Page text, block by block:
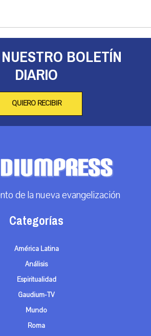
BOLETÍN
DIARIO
QUIERO RECIBIR
de la nueva evangelización
Categorías
América Latina
Análisis
Espiritualidad
Gaudium-TV
Mundo
Roma